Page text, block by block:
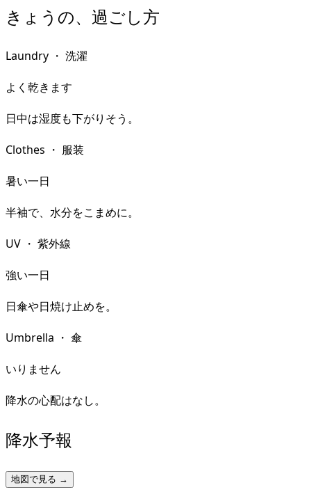
きょうの、過ごし方
Laundry ・ 洗濯
よく乾きます
日中は湿度も下がりそう。
Clothes ・ 服装
暑い一日
半袖で、水分をこまめに。
UV ・ 紫外線
強い一日
日傘や日焼け止めを。
Umbrella ・ 傘
いりません
降水の心配はなし。
降水予報
地図で見る →